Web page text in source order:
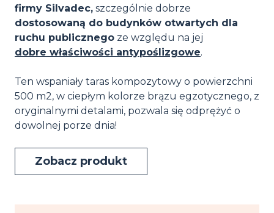
firmy Silvadec, szczególnie dobrze
dostosowaną do budynków otwartych dla
ruchu publicznego ze względu na jej
dobre właściwości antypoślizgowe.
Ten wspaniały taras kompozytowy o powierzchni
500 m2, w ciepłym kolorze brązu egzotycznego, z
oryginalnymi detalami, pozwala się odprężyć o
dowolnej porze dnia!
Zobacz produkt